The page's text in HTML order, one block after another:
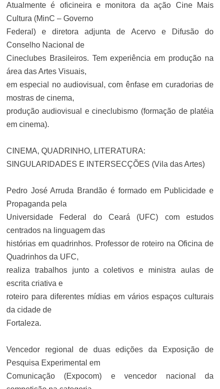
Atualmente é oficineira e monitora da ação Cine Mais
Cultura (MinC – Governo
Federal) e diretora adjunta de Acervo e Difusão do
Conselho Nacional de
Cineclubes Brasileiros. Tem experiência em produção na
área das Artes Visuais,
em especial no audiovisual, com ênfase em curadorias de
mostras de cinema,
produção audiovisual e cineclubismo (formação de platéia
em cinema).
CINEMA, QUADRINHO, LITERATURA:
SINGULARIDADES E INTERSECÇÕES (Vila das Artes)
Pedro José Arruda Brandão é formado em Publicidade e
Propaganda pela
Universidade Federal do Ceará (UFC) com estudos
centrados na linguagem das
histórias em quadrinhos. Professor de roteiro na Oficina de
Quadrinhos da UFC,
realiza trabalhos junto a coletivos e ministra aulas de
escrita criativa e
roteiro para diferentes mídias em vários espaços culturais
da cidade de
Fortaleza.
Vencedor regional de duas edições da Exposição de
Pesquisa Experimental em
Comunicação (Expocom) e vencedor nacional da